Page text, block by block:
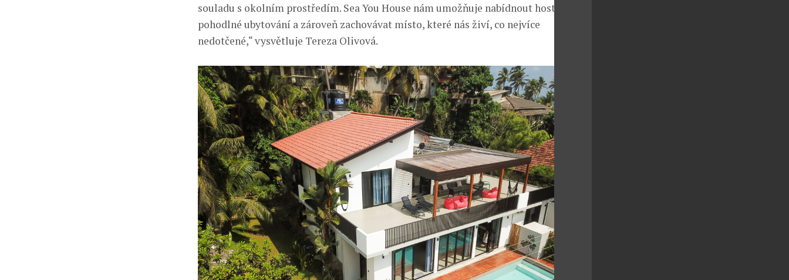
souladu s okolním prostředím. Sea You House nám umožňuje nabídnout hostům
pohodlné ubytování a zároveň zachovávat místo, které nás živí, co nejvíce
nedotčené,“ vysvětluje Tereza Olivová.